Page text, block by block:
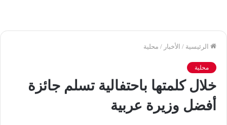
الرئيسية / الأخبار / محلية
محلية
خلال كلمتها باحتفالية تسلم جائزة
أفضل وزيرة عربية